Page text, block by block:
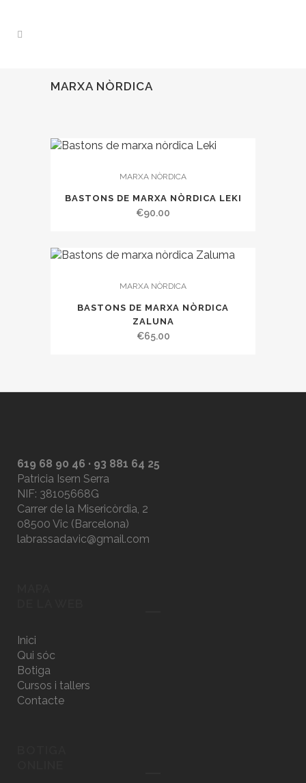
MARXA NÒRDICA
MARXA NÒRDICA
BASTONS DE MARXA NÒRDICA LEKI
€90.00
MARXA NÒRDICA
BASTONS DE MARXA NÒRDICA
ZALUNA
€65.00
619 68 90 46 · 93 881 64 25
Patricia Isern Serra
NIF: 38105668G
Carrer de la Misericòrdia, 2
08500 Vic (Barcelona)
labrassadavic@gmail.com
Inici
Qui sóc
Botiga
Cursos i tallers
Contacte